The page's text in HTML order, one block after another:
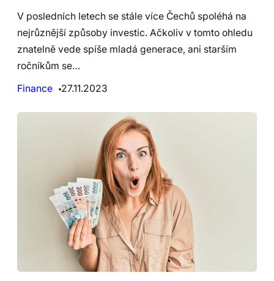
V posledních letech se stále více Čechů spoléhá na
nejrůznější způsoby investic. Ačkoliv v tomto ohledu
znatelně vede spíše mladá generace, ani starším
ročníkům se…
Finance
27.11.2023